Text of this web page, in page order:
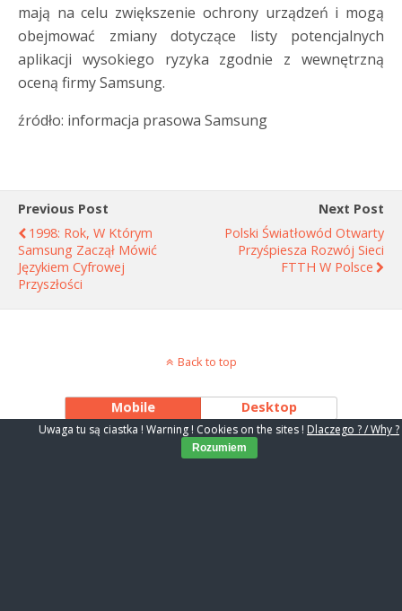
mają na celu zwiększenie ochrony urządzeń i mogą
obejmować zmiany dotyczące listy potencjalnych
aplikacji wysokiego ryzyka zgodnie z wewnętrzną
oceną firmy Samsung.
źródło: informacja prasowa Samsung
Previous Post
1998: Rok, W Którym
Samsung Zaczął Mówić
Językiem Cyfrowej
Przyszłości
Next Post
Polski Światłowód Otwarty
Przyśpiesza Rozwój Sieci
FTTH W Polsce
Back to top
Mobile Desktop
Uwaga tu są ciastka ! Warning ! Cookies on the sites ! Dlaczego ? / Why ?
Rozumiem